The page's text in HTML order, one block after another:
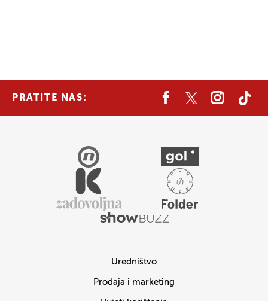
PRATITE NAS:
Uredništvo
Prodaja i marketing